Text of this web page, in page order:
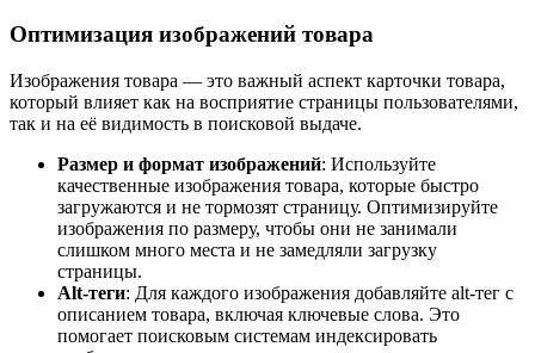
Оптимизация изображений товара
Изображения товара — это важный аспект карточки товара,
который влияет как на восприятие страницы пользователями,
так и на её видимость в поисковой выдаче.
Размер и формат изображений: Используйте
качественные изображения товара, которые быстро
загружаются и не тормозят страницу. Оптимизируйте
изображения по размеру, чтобы они не занимали
слишком много места и не замедляли загрузку
страницы.
Alt-теги: Для каждого изображения добавляйте alt-тег с
описанием товара, включая ключевые слова. Это
помогает поисковым системам индексировать